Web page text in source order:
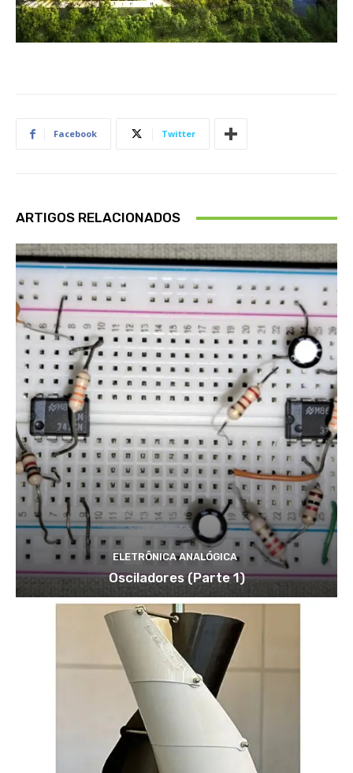
Facebook Twitter
ARTIGOS RELACIONADOS
ELETRÔNICA ANALÓGICA
Osciladores (Parte 1)